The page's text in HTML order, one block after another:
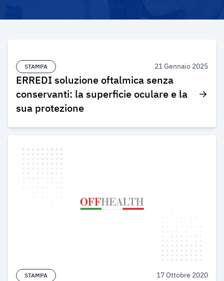
ERREDI soluzione oftalmica senza
conservanti: la superficie oculare e la
sua protezione
STAMPA 21 Gennaio 2025
STAMPA 17 Ottobre 2020